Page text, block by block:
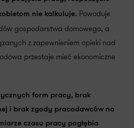
nie kalkuluje. Powoduje
gospodarstwa domowego, a
z zapewnieniem opieki nad
przestaje mieć ekonomiczne
form pracy, brak
i brak zgody pracodawców na
czasu pracy pogłębia